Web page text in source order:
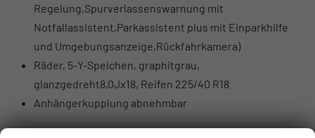
Regelung,Spurverlassenswarnung mit
Notfallassistent,Parkassistent plus mit Einparkhilfe
und Umgebungsanzeige,Rückfahrkamera)
Räder, 5-Y-Speichen, graphitgrau,
glanzgedreht8,0Jx18, Reifen 225/40 R18
Anhängerkupplung abnehmbar